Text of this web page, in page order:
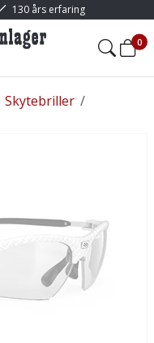
130 års erfaring
0
/
Skytebriller